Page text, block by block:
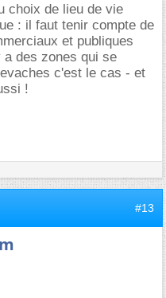
choix de lieu de vie
: il faut tenir compte de
et publiques
des zones qui se
c'est le cas - et
!
#13